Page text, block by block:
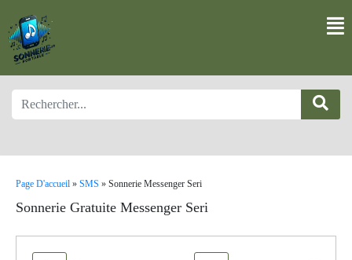
Page D'accueil » SMS » Sonnerie Messenger Seri
Sonnerie Gratuite Messenger Seri